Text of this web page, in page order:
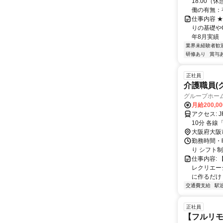
働の有無：
仕事内容
りの基礎
年8月実績
業界未経験者歓
研修あり
賞与
正社員
介護職員(
グループホー
月給
アクセス: JR環状線「桜ノ宮駅」より徒歩8分 JR東西線「大阪城北詰駅」より徒歩
10分 各線「京橋駅」より
んに活用
大阪府大
勤務時間
り シフト
仕事内容:
レクリエ
に作るだ
交通費支給 駅
正社員
【フルリ